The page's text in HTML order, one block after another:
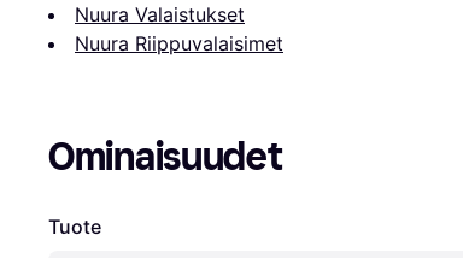
Nuura Valaistukset
Nuura Riippuvalaisimet
Ominaisuudet
Tuote